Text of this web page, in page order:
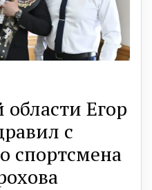
области Егор
с
спортсмена